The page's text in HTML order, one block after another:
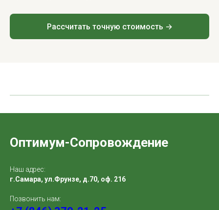
Рассчитать точную стоимость →
Оптимум-Сопровождение
Наш адрес:
г.Самара, ул.Фрунзе, д.70, оф. 216
Позвонить нам: